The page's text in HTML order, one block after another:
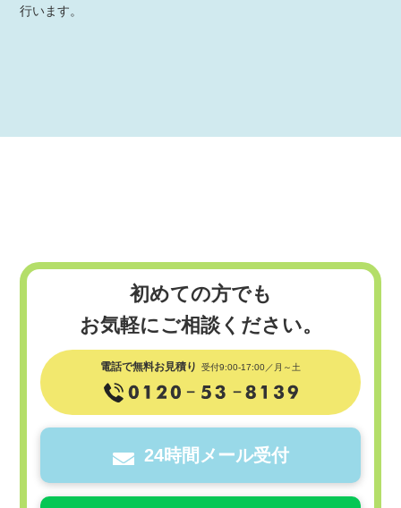
行います。
初めての方でも
お気軽にご相談ください。
電話で無料お見積り 受付9:00-17:00／月～土
24時間メール受付